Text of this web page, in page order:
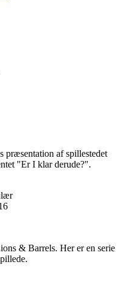
præsentation af spillestedet
"Er I klar derude?".
& Barrels. Her er en serie